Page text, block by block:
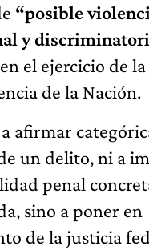
“posible
y
el ejercicio de la
de la Nación.
afirmar
un delito, ni a
penal
sino a poner en
de la justicia